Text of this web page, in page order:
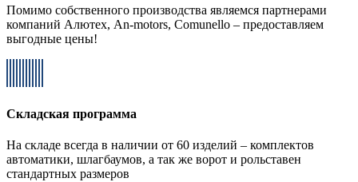
Помимо собственного производства являемся партнерами
компаний Алютех, An-motors, Comunello – предоставляем
выгодные цены!
Складская программа
На складе всегда в наличии от 60 изделий – комплектов
автоматики, шлагбаумов, а так же ворот и рольставен
стандартных размеров